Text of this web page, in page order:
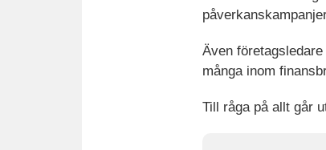
Även
många inom
Till råga på allt går